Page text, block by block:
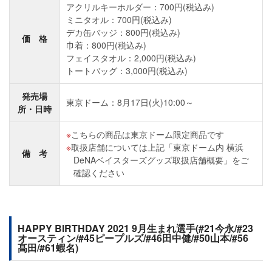
価 格
アクリルキーホルダー：700円(税込み)
ミニタオル：700円(税込み)
デカ缶バッジ：800円(税込み)
巾着：800円(税込み)
フェイスタオル：2,000円(税込み)
トートバッグ：3,000円(税込み)
発売場
所・日時
東京ドーム：8月17日(火)10:00～
備 考
こちらの商品は東京ドーム限定商品です
取扱店舗については上記「東京ドーム内 横浜
DeNAベイスターズグッズ取扱店舗概要」をご
確認ください
HAPPY BIRTHDAY 2021 9月生まれ選手(#21今永/#23
オースティン/#45ピープルズ/#46田中健/#50山本/#56
髙田/#61蝦名)